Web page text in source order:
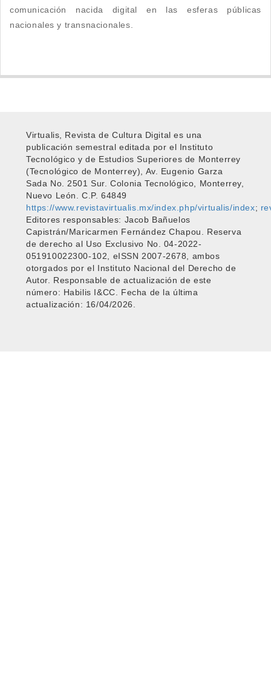
comunicación nacida digital en las esferas públicas
nacionales y transnacionales.
Virtualis, Revista de Cultura Digital es una
publicación semestral editada por el Instituto
Tecnológico y de Estudios Superiores de Monterrey
(Tecnológico de Monterrey), Av. Eugenio Garza
Sada No. 2501 Sur. Colonia Tecnológico, Monterrey,
Nuevo León. C.P. 64849
https://www.revistavirtualis.mx/index.php/virtualis/index;
Editores responsables: Jacob Bañuelos
Capistrán/Maricarmen Fernández Chapou. Reserva
de derecho al Uso Exclusivo No. 04-2022-
051910022300-102, eISSN 2007-2678, ambos
otorgados por el Instituto Nacional del Derecho de
Autor. Responsable de actualización de este
número: Habilis I&CC. Fecha de la última
actualización: 16/04/2026.